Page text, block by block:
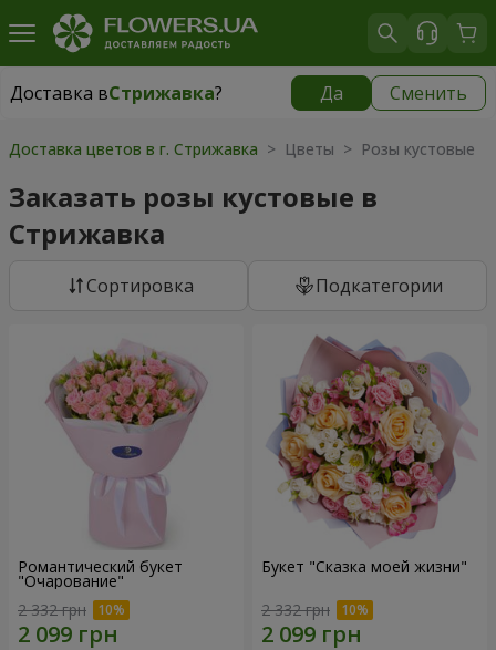
Доставка вСтрижавка? Да Сменить
Доставка вСтрижавка|
Доставка цветов в г. Стрижавка > Цветы > Розы кустовые
Заказать розы кустовые в
Стрижавка
Cортировка Подкатегории
Романтический букет
"Очарование"
2 332 грн
Букет "Сказка моей жизни"
2 332 грн